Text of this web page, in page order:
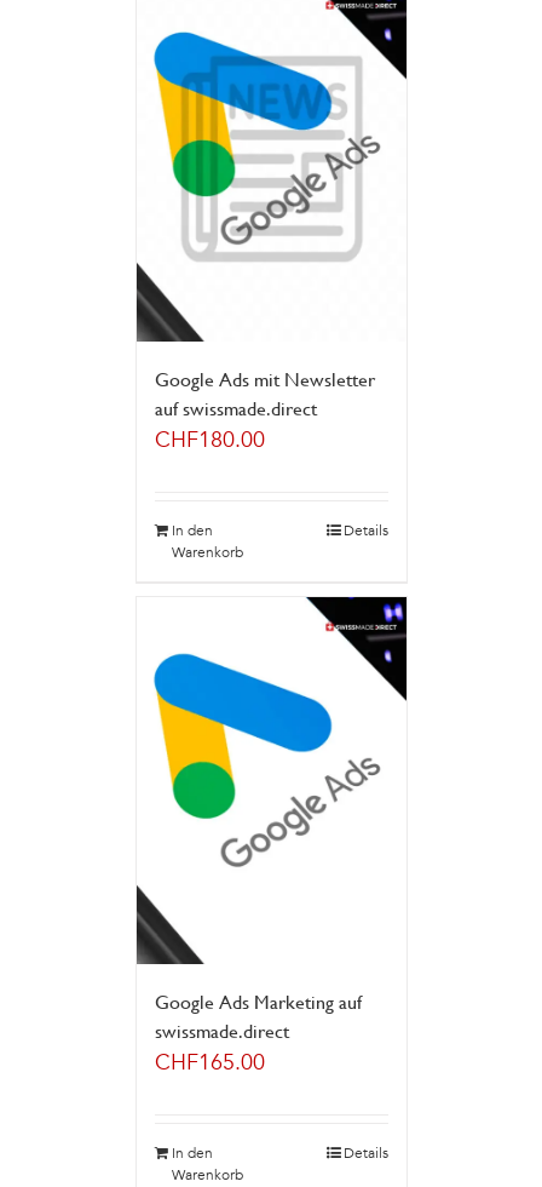
Google Ads mit Newsletter
auf swissmade.direct
CHF180.00
In den
Warenkorb
Details
Google Ads Marketing auf
swissmade.direct
CHF165.00
In den
Warenkorb
Details